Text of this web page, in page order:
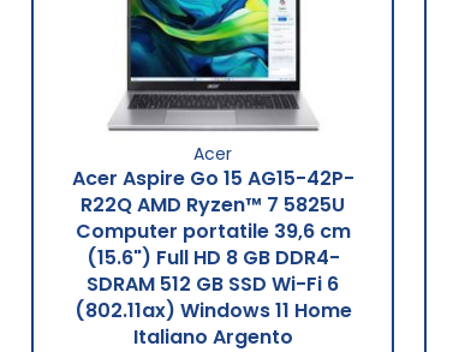
Acer
Acer Aspire Go 15 AG15-42P-
R22Q AMD Ryzen™ 7 5825U
Computer portatile 39,6 cm
(15.6") Full HD 8 GB DDR4-
SDRAM 512 GB SSD Wi-Fi 6
(802.11ax) Windows 11 Home
Italiano Argento